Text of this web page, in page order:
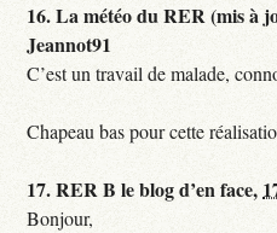
16.La météo du RER (mis à
Jeannot91
C’est un travail de malade,
Chapeau bas pour cette
17.RER B le blog d’en face,
Bonjour,